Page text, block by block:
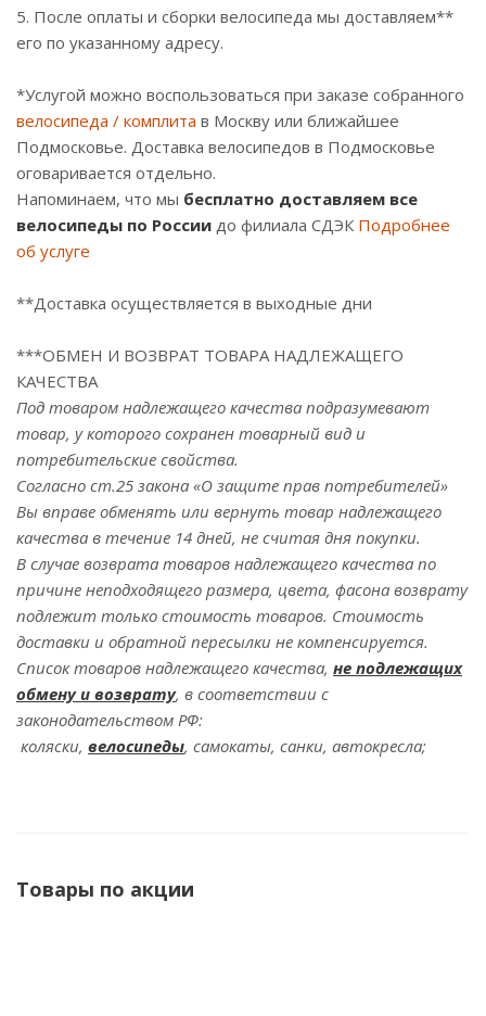
5. После оплаты и сборки велосипеда мы доставляем**
его по указанному адресу.
*Услугой можно воспользоваться при заказе собранного
велосипеда / комплита в Москву или ближайшее
Подмосковье. Доставка велосипедов в Подмосковье
оговаривается отдельно.
Напоминаем, что мы бесплатно доставляем все
велосипеды по России до филиала СДЭК Подробнее
об услуге
**Доставка осуществляется в выходные дни
***ОБМЕН И ВОЗВРАТ ТОВАРА НАДЛЕЖАЩЕГО
КАЧЕСТВА
Под товаром надлежащего качества подразумевают
товар, у которого сохранен товарный вид и
потребительские свойства.
Согласно ст.25 закона «О защите прав потребителей»
Вы вправе обменять или вернуть товар надлежащего
качества в течение 14 дней, не считая дня покупки.
В случае возврата товаров надлежащего качества по
причине неподходящего размера, цвета, фасона возврату
подлежит только стоимость товаров. Стоимость
доставки и обратной пересылки не компенсируется.
Список товаров надлежащего качества, не подлежащих
обмену и возврату, в соответствии с
законодательством РФ:
коляски, велосипеды, самокаты, санки, автокресла;
Товары по акции